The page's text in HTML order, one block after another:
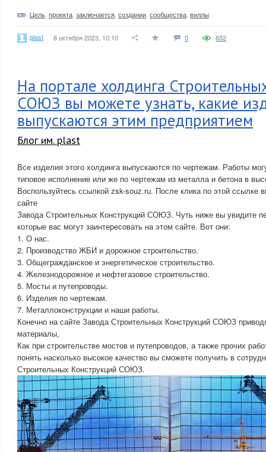
Цель проекта заключается создании сообщества виллы
plast 8 октября 2023, 10:10 0 652
На портале холдинга
СОЮЗ вы можете узнать, какие
выпускаются этим предприятием
Блог им. plast
Все изделия этого холдинга выпускаются по чертежам. Работы
типовое исполнение или же по чертежам из металла и бетона в
Воспользуйтесь ссылкой zsk-souz.ru. После клика по этой ссылке
сайте
Завода Строительных Конструкций СОЮЗ. Чуть ниже вы увидите
которые вас могут заинтересовать на этом сайте. Вот они:
1. О нас.
2. Производство ЖБИ и дорожное строительство.
3. Общегражданское и энергетическое строительство.
4. Железнодорожное и нефтегазовое строительство.
5. Мосты и путепроводы.
6. Изделия по чертежам.
7. Металлоконструкции и наши работы.
Конечно на сайте Завода Строительных Конструкций СОЮЗ
материалы,
Как при строительстве мостов и путепроводов, а также прочих
понять насколько высокое качество вы сможете получить в
Строительных Конструкций СОЮЗ.